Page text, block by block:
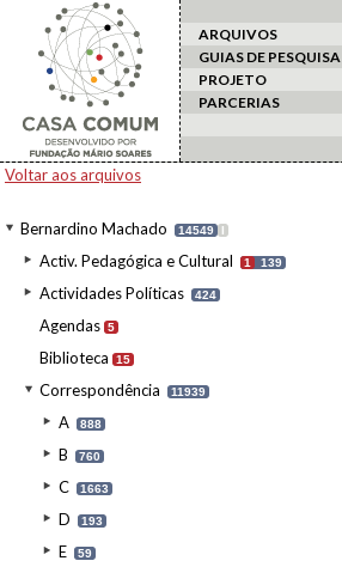
ARQUIVOS
GUIAS DE PESQUISA
PROJETO
PARCERIAS
Voltar aos arquivos
Bernardino Machado 14549 I
Activ. Pedagógica e Cultural 1 139
Actividades Políticas 424
Agendas 5
Biblioteca 15
Correspondência 11939
A 888
B 760
C 1663
D 193
E 59